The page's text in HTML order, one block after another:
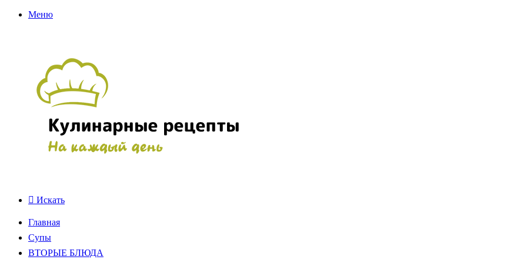
Меню
Искать
Главная
Супы
ВТОРЫЕ БЛЮДА